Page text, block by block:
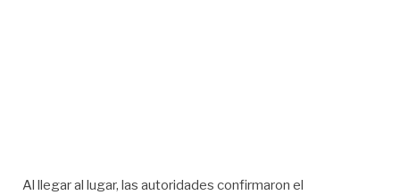
Al llegar al lugar, las autoridades confirmaron el